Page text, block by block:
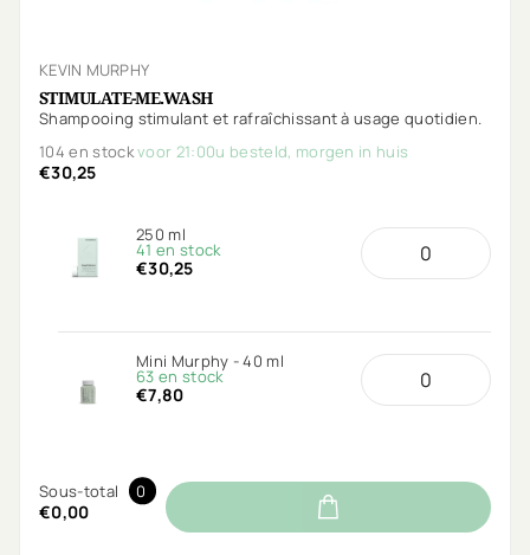
KEVIN MURPHY
STIMULATE-ME.WASH
Shampooing stimulant et rafraîchissant à usage quotidien.
104 en stockvoor 21:00u besteld, morgen in huis
€30,25
250 ml
41 en stock
€30,25
Mini Murphy - 40 ml
63 en stock
€7,80
Sous-total 0
€0,00